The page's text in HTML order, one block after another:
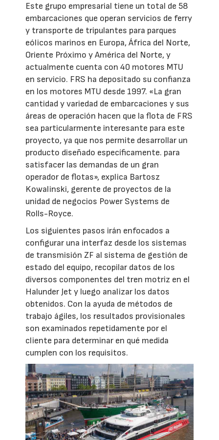
Este grupo empresarial tiene un total de 58
embarcaciones que operan servicios de ferry
y transporte de tripulantes para parques
eólicos marinos en Europa, África del Norte,
Oriente Próximo y América del Norte, y
actualmente cuenta con 40 motores MTU
en servicio. FRS ha depositado su confianza
en los motores MTU desde 1997. «La gran
cantidad y variedad de embarcaciones y sus
áreas de operación hacen que la flota de FRS
sea particularmente interesante para este
proyecto, ya que nos permite desarrollar un
producto diseñado específicamente. para
satisfacer las demandas de un gran
operador de flotas», explica Bartosz
Kowalinski, gerente de proyectos de la
unidad de negocios Power Systems de
Rolls-Royce.
Los siguientes pasos irán enfocados a
configurar una interfaz desde los sistemas
de transmisión ZF al sistema de gestión de
estado del equipo, recopilar datos de los
diversos componentes del tren motriz en el
Halunder Jet y luego analizar los datos
obtenidos. Con la ayuda de métodos de
trabajo ágiles, los resultados provisionales
son examinados repetidamente por el
cliente para determinar en qué medida
cumplen con los requisitos.